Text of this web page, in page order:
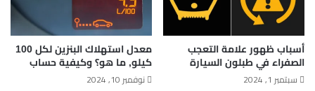
أسباب ظهور علامة التعجب
الصفراء في طبلون السيارة
سبتمبر 1, 2024
معدل استهلاك البنزين لكل 100
كيلو​, ما هو؟ وكيفية حساب
نوفمبر 10, 2024